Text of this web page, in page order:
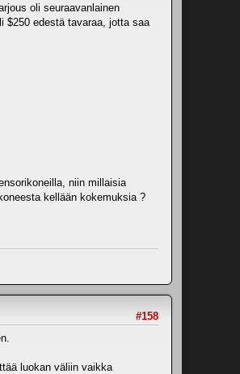
oli seuraavanlainen
$250 edestä tavaraa, jotta saa
niin millaisia
kellään kokemuksia ?
#158
luokan väliin vaikka